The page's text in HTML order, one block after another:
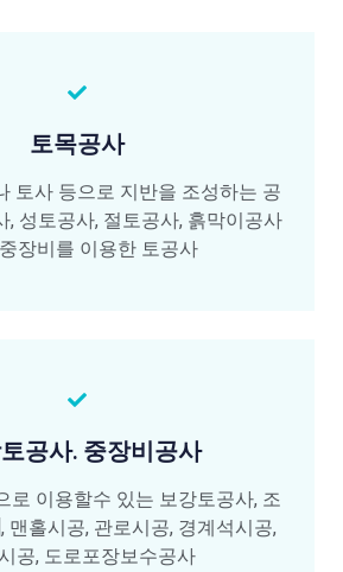
토목공사
토사 등으로 지반을 조성하는 공
, 성토공사, 절토공사, 흙막이공사
장비를 이용한 토공사
공사. 중장비공사
로 이용할수 있는 보강토공사, 조
맨홀시공, 관로시공, 경계석시공,
공, 도로포장보수공사